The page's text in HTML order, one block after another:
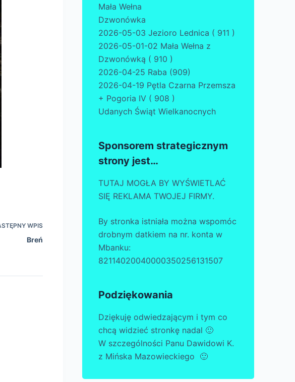
WPIS
Breń
Mała Wełna
Dzwonówka
2026-05-03 Jezioro Lednica ( 911 )
2026-05-01-02 Mała Wełna z
Dzwonówką ( 910 )
2026-04-25 Raba (909)
2026-04-19 Pętla Czarna Przemsza
+ Pogoria IV ( 908 )
Udanych Świąt Wielkanocnych
Sponsorem strategicznym
strony jest…
TUTAJ MOGŁA BY WYŚWIETLAĆ
SIĘ REKLAMA TWOJEJ FIRMY.
By stronka istniała można wspomóc
drobnym datkiem na nr. konta w
Mbanku:
82114020040000350256131507
Podziękowania
Dziękuję odwiedzającym i tym co
chcą widzieć stronkę nadal 🙂
W szczególności Panu Dawidowi K.
z Mińska Mazowieckiego 🙂